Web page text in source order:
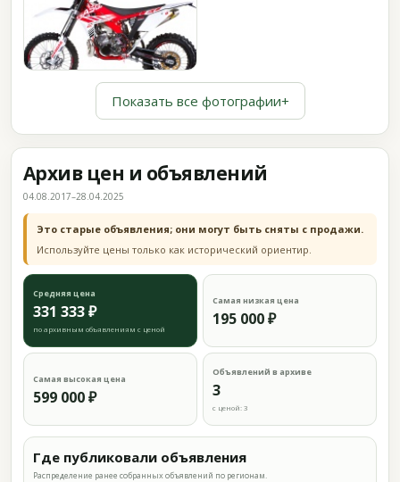
Показать все фотографии+
Архив цен и объявлений
04.08.2017–28.04.2025
Это старые объявления; они могут быть сняты с продажи.
Используйте цены только как исторический ориентир.
Средняя цена
331 333 ₽
по архивным объявлениям с ценой
Самая низкая цена
195 000 ₽
Самая высокая цена
599 000 ₽
Объявлений в архиве
3
с ценой: 3
Где публиковали объявления
Распределение ранее собранных объявлений по регионам.